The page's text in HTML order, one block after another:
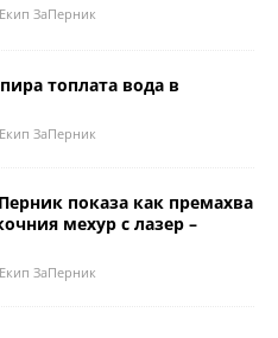
Eкип ЗаПерник
топлата вода в
Eкип ЗаПерник
показа как премахва
мехур с лазер –
Eкип ЗаПерник